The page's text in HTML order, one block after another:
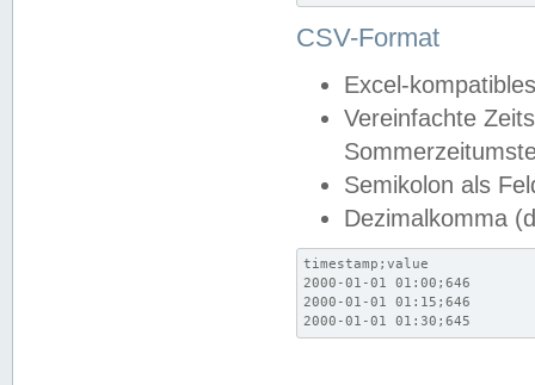
CSV-Format
Excel-
Vereinfachte
Semikolon als
Dezimalkomma
timestamp;value
2000-01-01 01:00;646
2000-01-01 01:15;646
2000-01-01 01:30;645